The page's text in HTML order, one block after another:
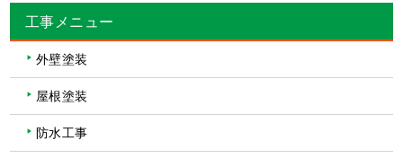
工事メニュー
外壁塗装
屋根塗装
防水工事